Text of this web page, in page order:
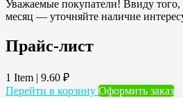
Уважаемые покупатели! Ввиду того,
месяц — уточняйте наличие
Прайс-лист
1 Item | 9.60 ₽
Перейти в корзину Оформить заказ